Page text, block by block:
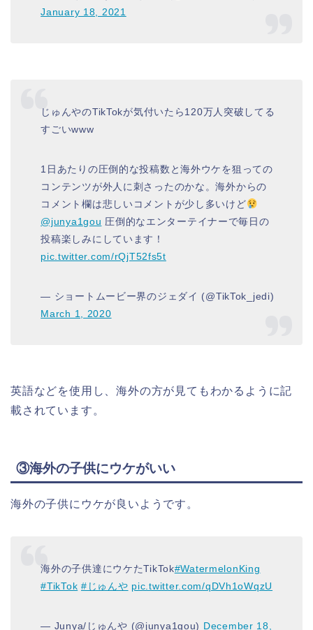
January 18, 2021
じゅんやのTikTokが気付いたら120万人突破してる
すごいwww
1日あたりの圧倒的な投稿数と海外ウケを狙っての
コンテンツが外人に刺さったのかな。海外からの
コメント欄は悲しいコメントが少し多いけど
@junya1gou 圧倒的なエンターテイナーで毎日の
投稿楽しみにしています！
pic.twitter.com/rQjT52fs5t
— ショートムービー界のジェダイ (@TikTok_jedi)
March 1, 2020
英語などを使用し、海外の方が見てもわかるように記
載されています。
③海外の子供にウケがいい
海外の子供にウケが良いようです。
海外の子供達にウケたTikTok#WatermelonKing
#TikTok #じゅんや pic.twitter.com/qDVh1oWqzU
— Junya/じゅんや (@junya1gou) December 18,